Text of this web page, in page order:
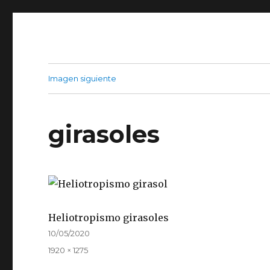
Imagen siguiente
girasoles
Heliotropismo girasoles
Publicado
10/05/2020
Tamaño
1920 × 1275